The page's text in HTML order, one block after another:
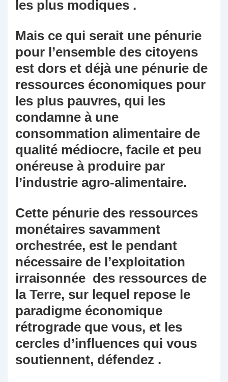
les plus modiques .
Mais ce qui serait une pénurie
pour l’ensemble des citoyens
est dors et déjà une pénurie de
ressources économiques pour
les plus pauvres, qui les
condamne à une
consommation alimentaire de
qualité médiocre, facile et peu
onéreuse à produire par
l’industrie agro-alimentaire.
Cette pénurie des ressources
monétaires savamment
orchestrée, est le pendant
nécessaire de l’exploitation
irraisonnée des ressources de
la Terre, sur lequel repose le
paradigme économique
rétrograde que vous, et les
cercles d’influences qui vous
soutiennent, défendez .